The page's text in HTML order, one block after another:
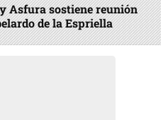
Asfura sostiene reunión
de la Espriella